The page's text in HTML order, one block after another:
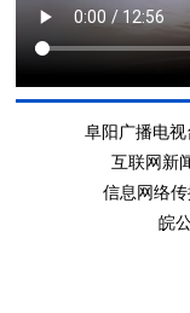
阜阳广播电
互联网新
信息网络
皖